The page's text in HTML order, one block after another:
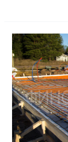
Шведская
«Капелла»
в
Смолячково.
УШП